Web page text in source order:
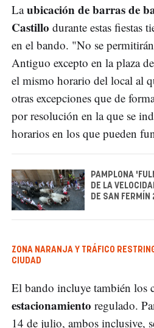
Laubicación de barras de
Castillo durante estas fiestas
en el bando. "No se
Antiguo excepto en la plaza
el mismo horario del local al
otras excepciones que de
por resolución en la que se
horarios en los que pueden
PAMPLONA
DE LA
DE SAN
ZONA NARANJA Y TRÁFICO
CIUDAD
El bando incluye también los
estacionamiento regulado.
14 de julio, ambos inclusive,